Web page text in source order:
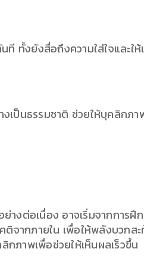
ที ทั้งยังสื่อถึงความใส่ใจและใ
ป็นธรรมชาติ ช่วยให้บุคลิกภา
งต่อเนื่อง อาจเริ่มจากการฝึ
จากภายใน เพื่อให้พลังบวกส
ภาพเพื่อช่วยให้เห็นผลเร็วขึ้น